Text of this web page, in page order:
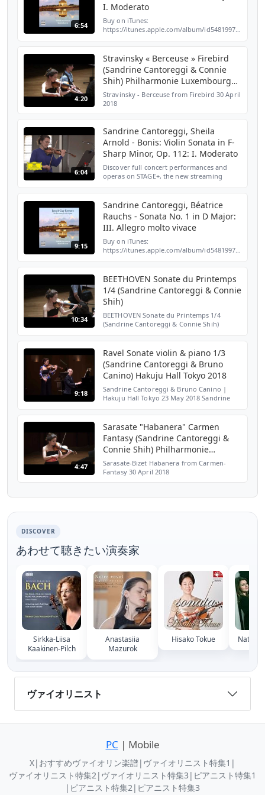
6:54
I. Moderato
Buy on iTunes:
https://itunes.apple.com/album/id548199798
Violin & Piano » Extrait de Sandrine Ca...
4:20
Stravinsky « Berceuse » Firebird
(Sandrine Cantoreggi & Connie
Shih) Philharmonie Luxembourg
2018
Stravinsky - Berceuse from Firebird 30 April
2018
6:04
Sandrine Cantoreggi, Sheila
Arnold - Bonis: Violin Sonata in F-
Sharp Minor, Op. 112: I. Moderato
Discover full concert performances and
operas on STAGE+, the new streaming
discovery of one of the most impo...
9:15
Sandrine Cantoreggi, Béatrice
Rauchs - Sonata No. 1 in D Major:
III. Allegro molto vivace
Buy on iTunes:
https://itunes.apple.com/album/id548199798
Violin & Piano » Extrait de Sandrine Ca...
10:34
BEETHOVEN Sonate du Printemps
1/4 (Sandrine Cantoreggi & Connie
Shih)
BEETHOVEN Sonate du Printemps 1/4
(Sandrine Cantoreggi & Connie Shih)
9:18
Ravel Sonate violin & piano 1/3
(Sandrine Cantoreggi & Bruno
Canino) Hakuju Hall Tokyo 2018
Sandrine Cantoreggi & Bruno Canino |
Hakuju Hall Tokyo 23 May 2018 Sandrine
4:47
Sarasate "Habanera" Carmen
Fantasy (Sandrine Cantoreggi &
Connie Shih) Philharmonie
Luxembourg 2018
Sarasate-Bizet Habanera from Carmen-
Fantasy 30 April 2018
DISCOVER
あわせて聴きたい演奏家
Sirkka-Liisa
Kaakinen-Pilch
Anastasiia
Mazurok
Hisako Tokue Natalia
ヴァイオリニスト
PC | Mobile
X| おすすめヴァイオリン楽譜| ヴァイオリニスト特集1 |
ヴァイオリニスト特集2 | ヴァイオリニスト特集3 | ピアニスト特集1
| ピアニスト特集2 | ピアニスト特集3